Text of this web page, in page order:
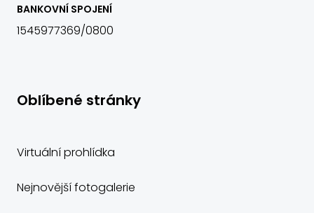
BANKOVNÍ SPOJENÍ
1545977369/0800
Oblíbené stránky
Virtuální prohlídka
Nejnovější fotogalerie